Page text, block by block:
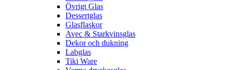
Övrigt Glas
Dessertglas
Glasflaskor
Avec & Starkvinsglas
Dekor och dukning
Labglas
Tiki Ware